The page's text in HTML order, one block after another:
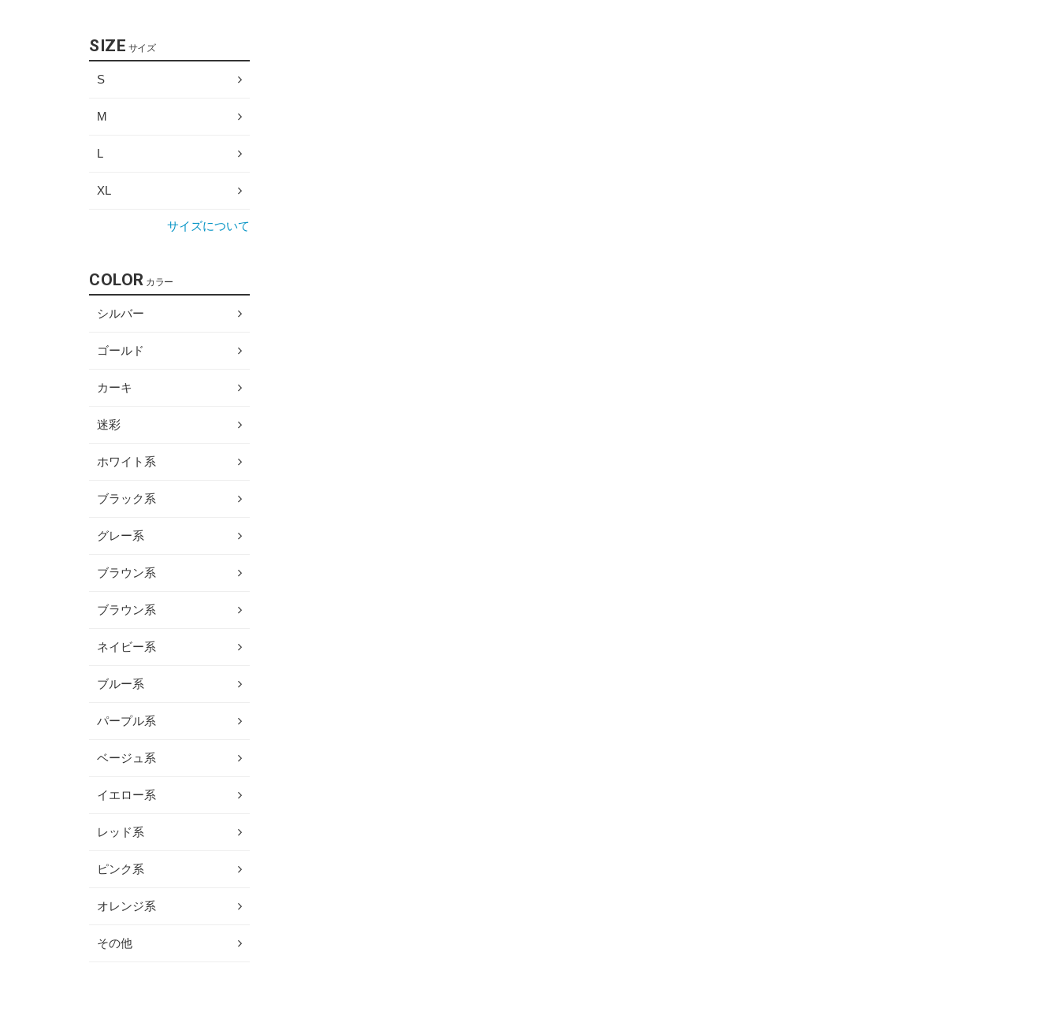
SIZE サイズ
S
M
L
XL
サイズについて
COLOR カラー
シルバー
ゴールド
カーキ
迷彩
ホワイト系
ブラック系
グレー系
ブラウン系
ブラウン系
ネイビー系
ブルー系
パープル系
ベージュ系
イエロー系
レッド系
ピンク系
オレンジ系
その他